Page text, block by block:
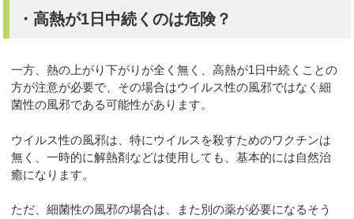
・高熱が1日中続くのは危険？
一方、熱の上がり下がりが全く無く、高熱が1日中続くことの
方が注意が必要で、その場合はウイルス性の風邪ではなく細
菌性の風邪である可能性があります。
ウイルス性の風邪は、特にウイルスを殺すためのワクチンは
無く、一時的に解熱剤などは使用しても、基本的には自然治
癒になります。
ただ、細菌性の風邪の場合は、また別の薬が必要になるそう